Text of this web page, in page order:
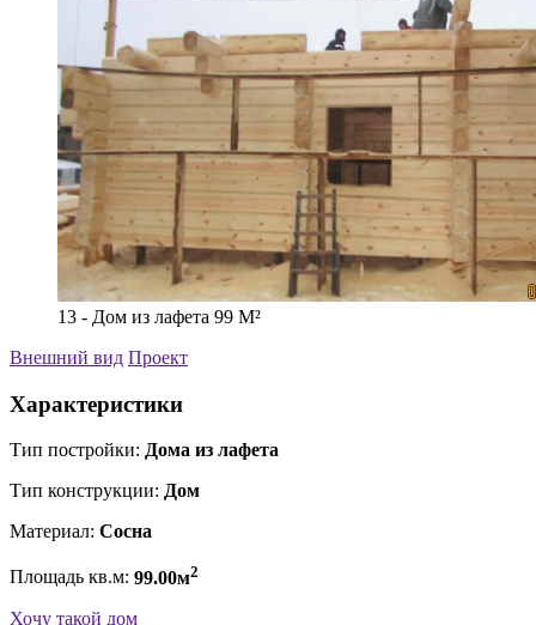
13 - Дом из лафета 99 М²
Внешний вид Проект
Характеристики
Тип постройки: Дома из лафета
Тип конструкции: Дом
Материал: Сосна
Площадь кв.м: 99.00м2
Хочу такой дом